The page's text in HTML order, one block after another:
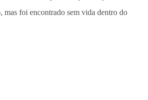
mas foi encontrado sem vida dentro do